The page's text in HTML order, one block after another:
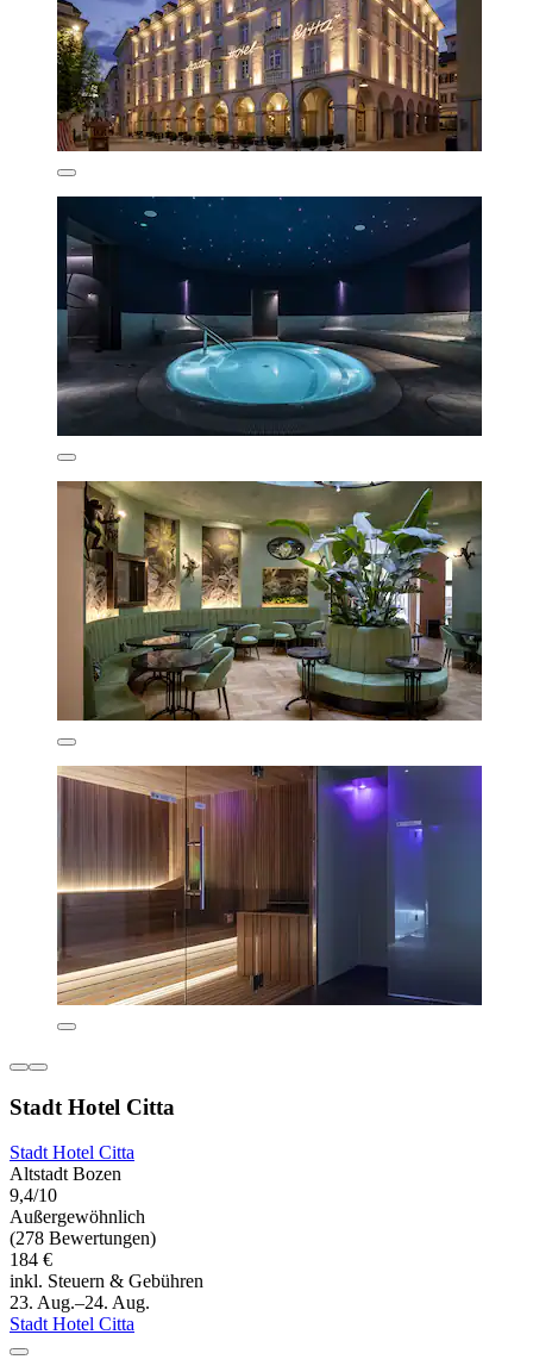
Stadt Hotel Citta
Stadt Hotel Citta
Altstadt Bozen
9,4/10
Außergewöhnlich
(278 Bewertungen)
184 €
inkl. Steuern & Gebühren
23. Aug.–24. Aug.
Stadt Hotel Citta